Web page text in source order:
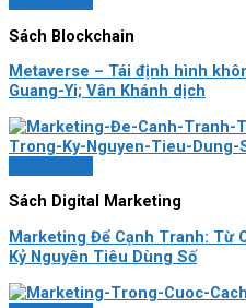
Sách Blockchain
Metaverse – Tái định hình
Guang-Yi; Vân Khánh dịch
Sách Digital Marketing
Marketing Để Cạnh Tranh: Từ
Kỷ Nguyên Tiêu Dùng Số